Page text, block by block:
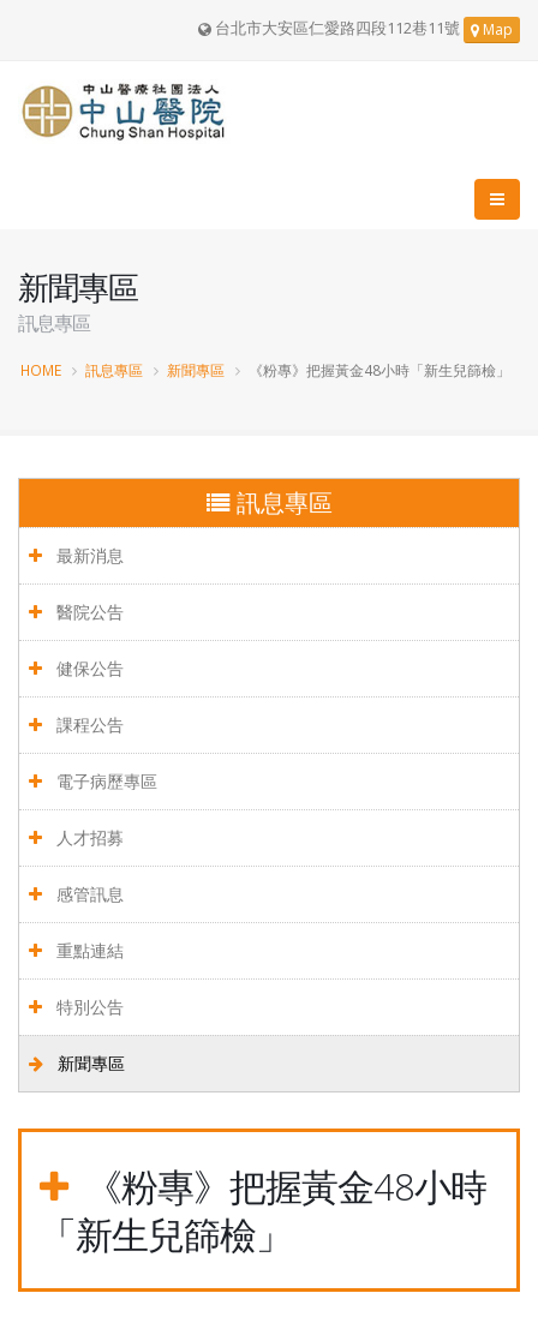
台北市大安區仁愛路四段112巷11號 Map
新聞專區
訊息專區
HOME 訊息專區 新聞專區 《粉專》把握黃金48小時「新生兒篩檢」
訊息專區
最新消息
醫院公告
健保公告
課程公告
電子病歷專區
人才招募
感管訊息
重點連結
特別公告
新聞專區
《粉專》把握黃金48小時
「新生兒篩檢」